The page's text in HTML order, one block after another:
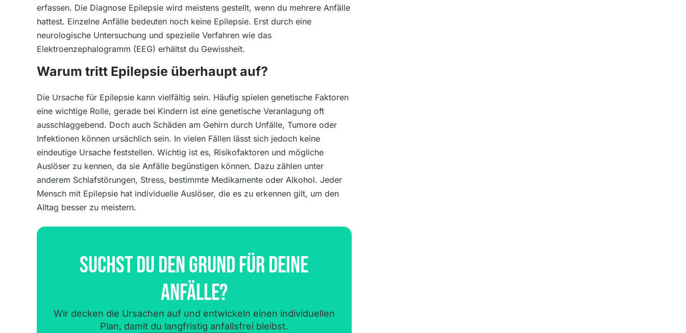
erfassen. Die Diagnose Epilepsie wird meistens gestellt, wenn du mehrere Anfälle
hattest. Einzelne Anfälle bedeuten noch keine Epilepsie. Erst durch eine
neurologische Untersuchung und spezielle Verfahren wie das
Elektroenzephalogramm (EEG) erhältst du Gewissheit.
Warum tritt Epilepsie überhaupt auf?
Die Ursache für Epilepsie kann vielfältig sein. Häufig spielen genetische Faktoren
eine wichtige Rolle, gerade bei Kindern ist eine genetische Veranlagung oft
ausschlaggebend. Doch auch Schäden am Gehirn durch Unfälle, Tumore oder
Infektionen können ursächlich sein. In vielen Fällen lässt sich jedoch keine
eindeutige Ursache feststellen. Wichtig ist es, Risikofaktoren und mögliche
Auslöser zu kennen, da sie Anfälle begünstigen können. Dazu zählen unter
anderem Schlafstörungen, Stress, bestimmte Medikamente oder Alkohol. Jeder
Mensch mit Epilepsie hat individuelle Auslöser, die es zu erkennen gilt, um den
Alltag besser zu meistern.
Suchst Du Den Grund Für Deine
Anfälle?
Wir decken die Ursachen auf und entwickeln einen individuellen
Plan, damit du langfristig anfallsfrei bleibst.